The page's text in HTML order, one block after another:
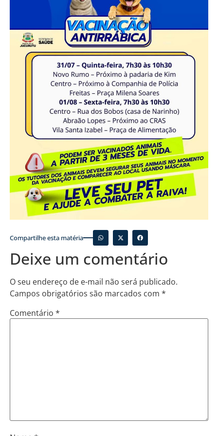
Compartilhe esta matéria
Deixe um comentário
O seu endereço de e-mail não será publicado.
Campos obrigatórios são marcados com *
Comentário *